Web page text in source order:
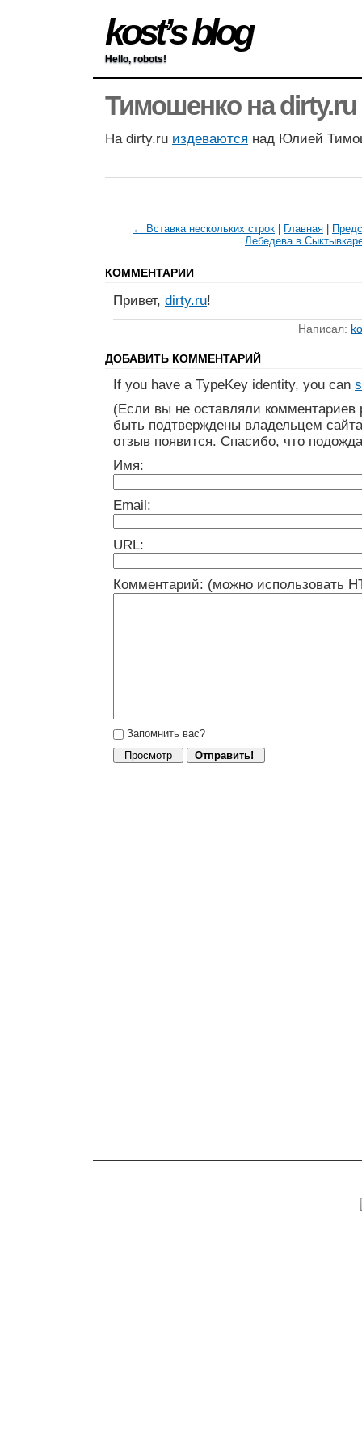
kost’s blog
Hello, robots!
Тимошенко на dirty.ru
На dirty.ru издеваются над Юлией
← Вставка нескольких строк Главная
Лебедева в
КОММЕНТАРИИ
Привет, dirty.ru!
Написал:
ДОБАВИТЬ КОММЕНТАРИЙ
If you have a TypeKey identity, you can
(Если вы не оставляли
быть подтверждены владельцем
отзыв появится. Спасибо, что
Имя:
Email:
URL:
Комментарий: (можно использовать
Запомнить вас?